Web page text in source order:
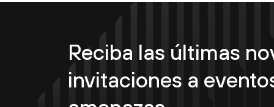
Reciba las últimas
invitaciones a